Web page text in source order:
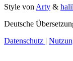
Style von Arty &
Deutsche
Datenschutz |